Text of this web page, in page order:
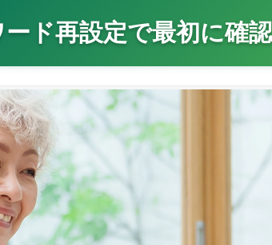
ド再設定で最初に確